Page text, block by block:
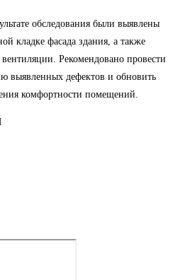
обследования были выявлены
кладке фасада здания, а также
Рекомендовано провести
выявленных дефектов и обновить
комфортности помещений.